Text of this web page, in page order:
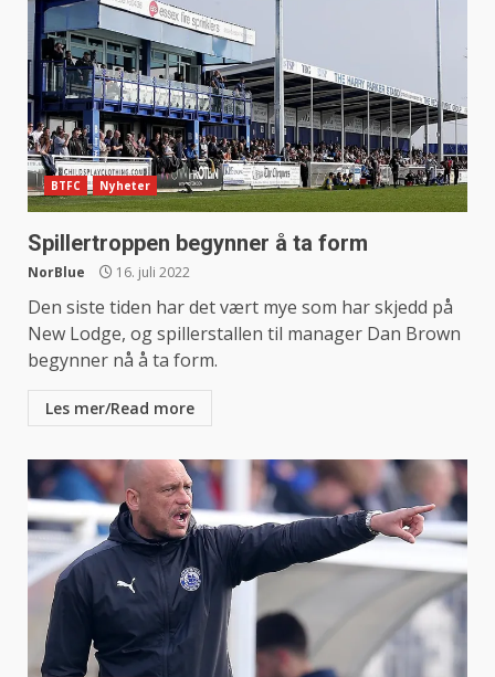
BTFC Nyheter
Spillertroppen begynner å ta form
NorBlue 16. juli 2022
Den siste tiden har det vært mye som har skjedd på
New Lodge, og spillerstallen til manager Dan Brown
begynner nå å ta form.
Les mer/Read more